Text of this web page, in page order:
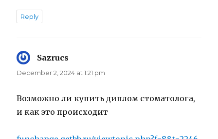
Reply
Sazrucs
December 2, 2024 at 1:21 pm
Возможно ли купить диплом стоматолога,
и как это происходит